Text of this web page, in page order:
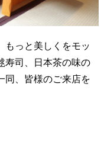
っと美しくをモッ
寿司、日本茶の味の
同、皆様のご来店を